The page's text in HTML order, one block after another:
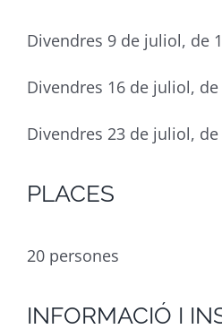
Divendres 9 de juliol, de
Divendres 16 de juliol, de
Divendres 23 de juliol, de
PLACES
20 persones
INFORMACIÓ I